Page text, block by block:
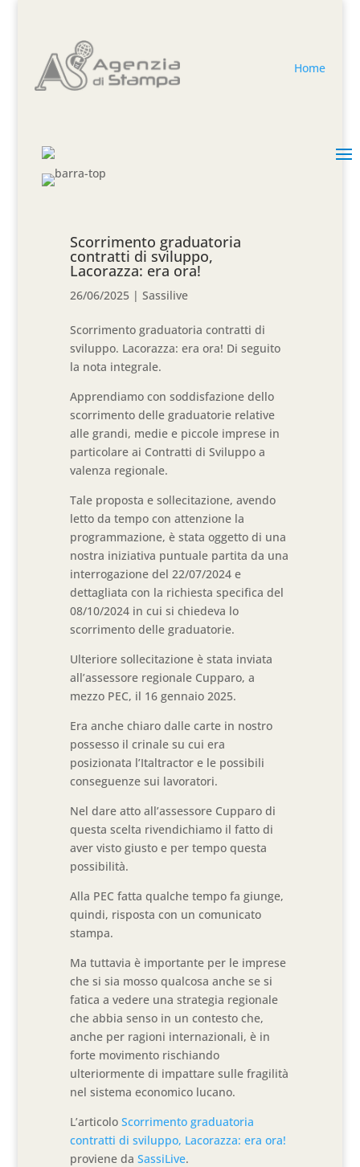
Home
Scorrimento graduatoria
contratti di sviluppo,
Lacorazza: era ora!
26/06/2025 |Sassilive
Scorrimento graduatoria contratti di
sviluppo. Lacorazza: era ora! Di seguito
la nota integrale.
Apprendiamo con soddisfazione dello
scorrimento delle graduatorie relative
alle grandi, medie e piccole imprese in
particolare ai Contratti di Sviluppo a
valenza regionale.
Tale proposta e sollecitazione, avendo
letto da tempo con attenzione la
programmazione, è stata oggetto di una
nostra iniziativa puntuale partita da una
interrogazione del 22/07/2024 e
dettagliata con la richiesta specifica del
08/10/2024 in cui si chiedeva lo
scorrimento delle graduatorie.
Ulteriore sollecitazione è stata inviata
all’assessore regionale Cupparo, a
mezzo PEC, il 16 gennaio 2025.
Era anche chiaro dalle carte in nostro
possesso il crinale su cui era
posizionata l’Italtractor e le possibili
conseguenze sui lavoratori.
Nel dare atto all’assessore Cupparo di
questa scelta rivendichiamo il fatto di
aver visto giusto e per tempo questa
possibilità.
Alla PEC fatta qualche tempo fa giunge,
quindi, risposta con un comunicato
stampa.
Ma tuttavia è importante per le imprese
che si sia mosso qualcosa anche se si
fatica a vedere una strategia regionale
che abbia senso in un contesto che,
anche per ragioni internazionali, è in
forte movimento rischiando
ulteriormente di impattare sulle fragilità
nel sistema economico lucano.
L’articoloScorrimento graduatoria
contratti di sviluppo, Lacorazza: era ora!
proviene daSassiLive.